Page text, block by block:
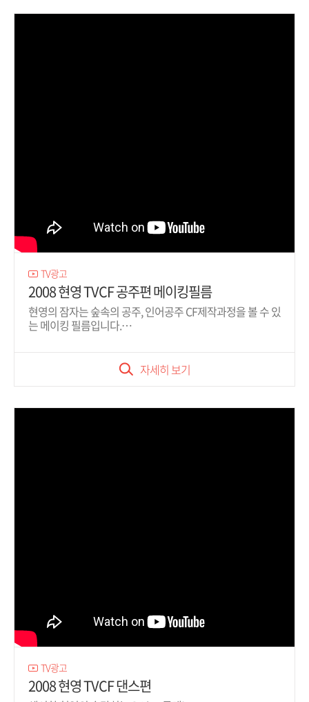
TV광고
2008 현영 TVCF 공주편 메이킹필름
현영의 잠자는 숲속의 공주, 인어공주 CF제작과정을 볼 수 있
는 메이킹 필름입니다.
자세히 보기
TV광고
2008 현영 TVCF 댄스편